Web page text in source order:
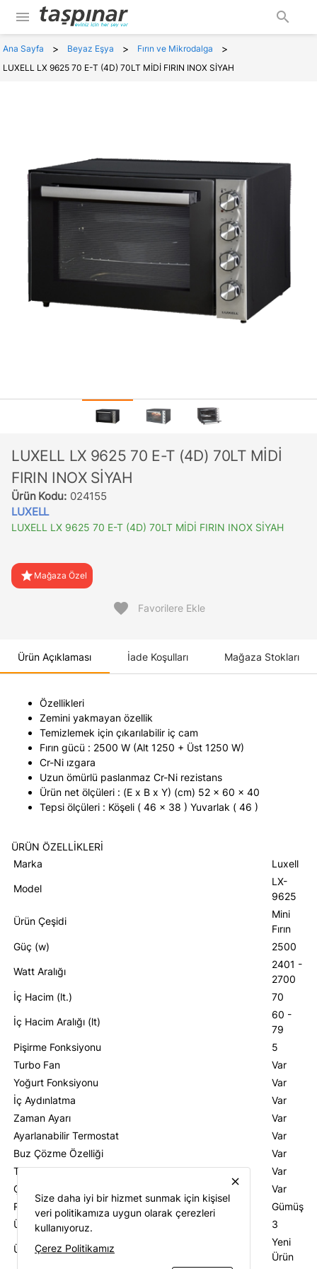
menu search
Ana Sayfa > Beyaz Eşya > Fırın ve Mikrodalga >
LUXELL LX 9625 70 E-T (4D) 70LT MİDİ FIRIN INOX SİYAH
LUXELL LX 9625 70 E-T (4D) 70LT MİDİ
FIRIN INOX SİYAH
Ürün Kodu: 024155
LUXELL
LUXELL LX 9625 70 E-T (4D) 70LT MİDİ FIRIN INOX SİYAH
star Mağaza Özel
favorite Favorilere Ekle
Ürün Açıklaması İade Koşulları Mağaza Stokları
Özellikleri
Zemini yakmayan özellik
Temizlemek için çıkarılabilir iç cam
Fırın gücü : 2500 W (Alt 1250 + Üst 1250 W)
Cr-Ni ızgara
Uzun ömürlü paslanmaz Cr-Ni rezistans
Ürün net ölçüleri : (E x B x Y) (cm) 52 x 60 x 40
Tepsi ölçüleri : Köşeli ( 46 x 38 ) Yuvarlak ( 46 )
ÜRÜN ÖZELLİKLERİ
Marka
Luxell
Model
LX-
9625
Ürün Çeşidi
Mini
Fırın
Güç (w)
2500
Watt Aralığı
2401 -
2700
İç Hacim (lt.)
70
İç Hacim Aralığı (lt)
60 -
79
Pişirme Fonksiyonu
5
Turbo Fan
Var
Yoğurt Fonksiyonu
Var
İç Aydınlatma
Var
Zaman Ayarı
Var
Ayarlanabilir Termostat
Var
Buz Çözme Özelliği
Var
Tel Raf Sistemi
Var
Çift Camlı Kapak
Var
Renk
Gümüş
Üretici Garantisi (yıl)
3
Ürün Durumu
Yeni
Ürün
close
Size daha iyi bir hizmet sunmak için kişisel
veri politikamıza uygun olarak çerezleri
kullanıyoruz.
Çerez Politikamız